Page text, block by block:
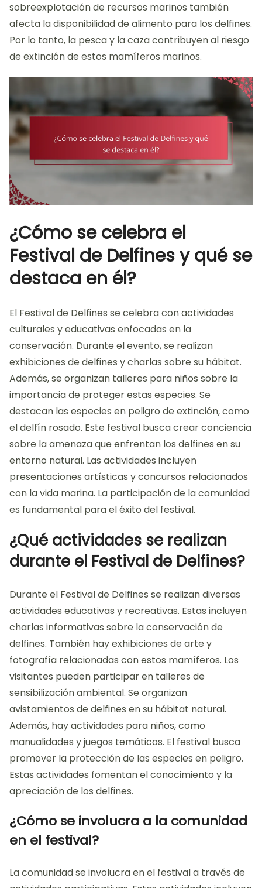
sobreexplotación de recursos marinos también
afecta la disponibilidad de alimento para los delfines.
Por lo tanto, la pesca y la caza contribuyen al riesgo
de extinción de estos mamíferos marinos.
¿Cómo se celebra el
Festival de Delfines y qué se
destaca en él?
El Festival de Delfines se celebra con actividades
culturales y educativas enfocadas en la
conservación. Durante el evento, se realizan
exhibiciones de delfines y charlas sobre su hábitat.
Además, se organizan talleres para niños sobre la
importancia de proteger estas especies. Se
destacan las especies en peligro de extinción, como
el delfín rosado. Este festival busca crear conciencia
sobre la amenaza que enfrentan los delfines en su
entorno natural. Las actividades incluyen
presentaciones artísticas y concursos relacionados
con la vida marina. La participación de la comunidad
es fundamental para el éxito del festival.
¿Qué actividades se realizan
durante el Festival de Delfines?
Durante el Festival de Delfines se realizan diversas
actividades educativas y recreativas. Estas incluyen
charlas informativas sobre la conservación de
delfines. También hay exhibiciones de arte y
fotografía relacionadas con estos mamíferos. Los
visitantes pueden participar en talleres de
sensibilización ambiental. Se organizan
avistamientos de delfines en su hábitat natural.
Además, hay actividades para niños, como
manualidades y juegos temáticos. El festival busca
promover la protección de las especies en peligro.
Estas actividades fomentan el conocimiento y la
apreciación de los delfines.
¿Cómo se involucra a la comunidad
en el festival?
La comunidad se involucra en el festival a través de